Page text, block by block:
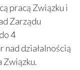
pracą Związku i
Zarządu
4
nad działalnością
Związku.